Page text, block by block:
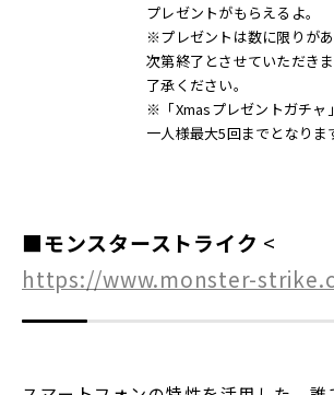
プレゼントがもらえるよ。
※プレゼントは数に限りが
次第終了とさせていただき
了承ください。
※「Xmasプレゼントガチャ
一人様最大5回までとなりま
■モンスターストライク <
https://www.monster-